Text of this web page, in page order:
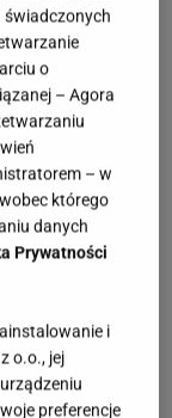
świadczonych
o
– Agora
– w
którego
danych
Prywatności
i
o.o., jej
preferencje